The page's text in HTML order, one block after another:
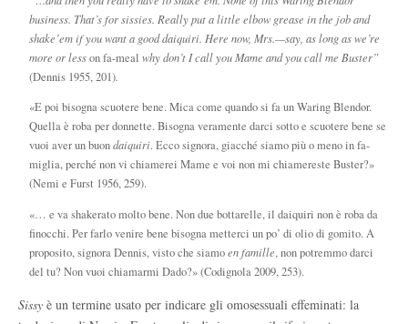
business. That’s for sissies. Really put a little elbow grease in the job and
shake’em if you want a good daiquiri. Here now, Mrs.—say, as long as we’re
more or lesson fa-meal why don’t I call you Mame and you call me Buster”
(Dennis 1955, 201).
«E poi bisogna scuotere bene. Mica come quando si fa un Waring Blendor.
Quella è roba per donnette. Bisogna veramente darci sotto e scuotere bene se
vuoi aver un buondaiquiri. Ecco signora, giacché siamo più o meno in fa-
miglia, perché non vi chiamerei Mame e voi non mi chiamereste Buster?»
(Nemi e Furst 1956, 259).
«… e va shakerato molto bene. Non due bottarelle, il daiquiri non è roba da
finocchi. Per farlo venire bene bisogna metterci un po’ di olio di gomito. A
proposito, signora Dennis, visto che siamoen famille, non potremmo darci
del tu? Non vuoi chiamarmi Dado?» (Codignola 2009, 253).
Sissy è un termine usato per indicare gli omosessuali effeminati: la